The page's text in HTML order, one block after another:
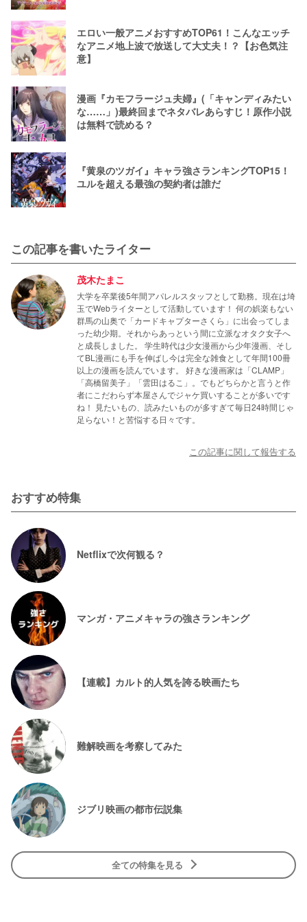
エロい一般アニメおすすめTOP61！こんなエッチ
なアニメ地上波で放送して大丈夫！？【お色気注
意】
漫画『カモフラージュ夫婦』(「キャンディみたい
な……」)最終回までネタバレあらすじ！原作小説
は無料で読める？
『黄泉のツガイ』キャラ強さランキングTOP15！
ユルを超える最強の契約者は誰だ
この記事を書いたライター
茂木たまこ
大学を卒業後5年間アパレルスタッフとして勤務。現在は埼
玉でWebライターとして活動しています！ 何の娯楽もない
群馬の山奥で「カードキャプターさくら」に出会ってしま
った幼少期。それからあっという間に立派なオタク女子へ
と成長しました。 学生時代は少女漫画から少年漫画、そし
てBL漫画にも手を伸ばし今は完全な雑食として年間100冊
以上の漫画を読んでいます。 好きな漫画家は「CLAMP」
「高橋留美子」「雲田はるこ」。でもどちらかと言うと作
者にこだわらず本屋さんでジャケ買いすることが多いです
ね！ 見たいもの、読みたいものが多すぎて毎日24時間じゃ
足らない！と苦悩する日々です。
この記事に関して報告する
おすすめ特集
Netflixで次何観る？
マンガ・アニメキャラの強さランキング
【連載】カルト的人気を誇る映画たち
難解映画を考察してみた
ジブリ映画の都市伝説集
全ての特集を見る